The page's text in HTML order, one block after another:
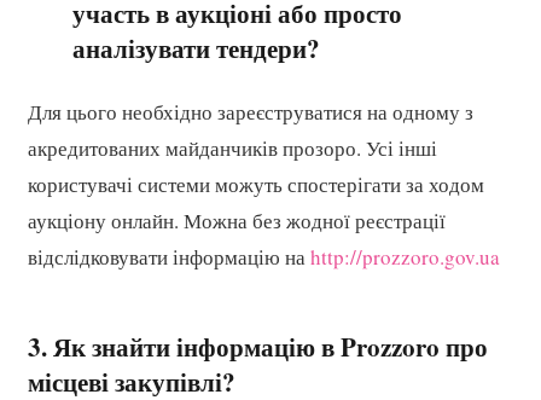
участь в аукціоні або просто
аналізувати тендери?
Для цього необхідно зареєструватися на одному з
акредитованих майданчиків прозоро. Усі інші
користувачі системи можуть спостерігати за ходом
аукціону онлайн. Можна без жодної реєстрації
відслідковувати інформацію наhttp://prozzoro.gov.ua
3. Як знайти інформацію в Prozzoro про
місцеві закупівлі?